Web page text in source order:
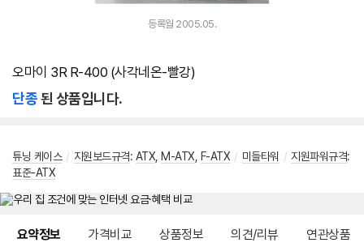
등록월 2005.05.
오마이 3R R-400 (사각네온-빨강)
단종된 상품입니다.
튜닝 케이스 / 지원보드규격: ATX M-ATX F-ATX / 미들타워 / 지원파워규격:
표준-ATX
요약정보 가격비교 상품정보 의견/리뷰 연관상품